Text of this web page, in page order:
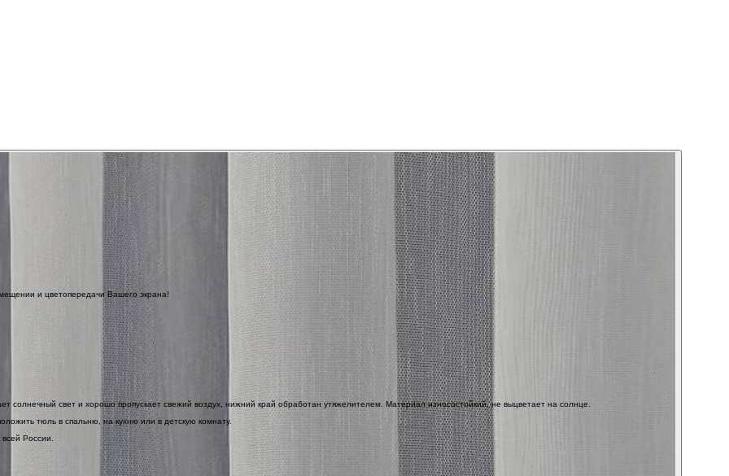
и цветопередачи Вашего экрана!
солнечный свет и хорошо пропускает свежий воздух, нижний край обработан утяжелителем. Материал износостойкий, не выцветает на солнце.
тюль в спальню, на кухню или в детскую комнату.
России.